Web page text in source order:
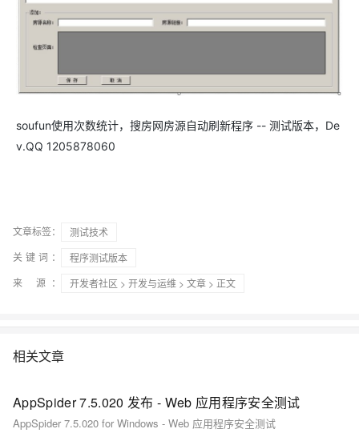
soufun使用次数统计，搜房网房源自动刷新程序 -- 测试版本，De
v.QQ 1205878060
文章标签：
测试技术
关键词：
程序测试版本
来 源：
开发者社区 > 开发与运维 > 文章 > 正文
相关文章
AppSpider 7.5.020 发布 - Web 应用程序安全测试
AppSpider 7.5.020 for Windows - Web 应用程序安全测试